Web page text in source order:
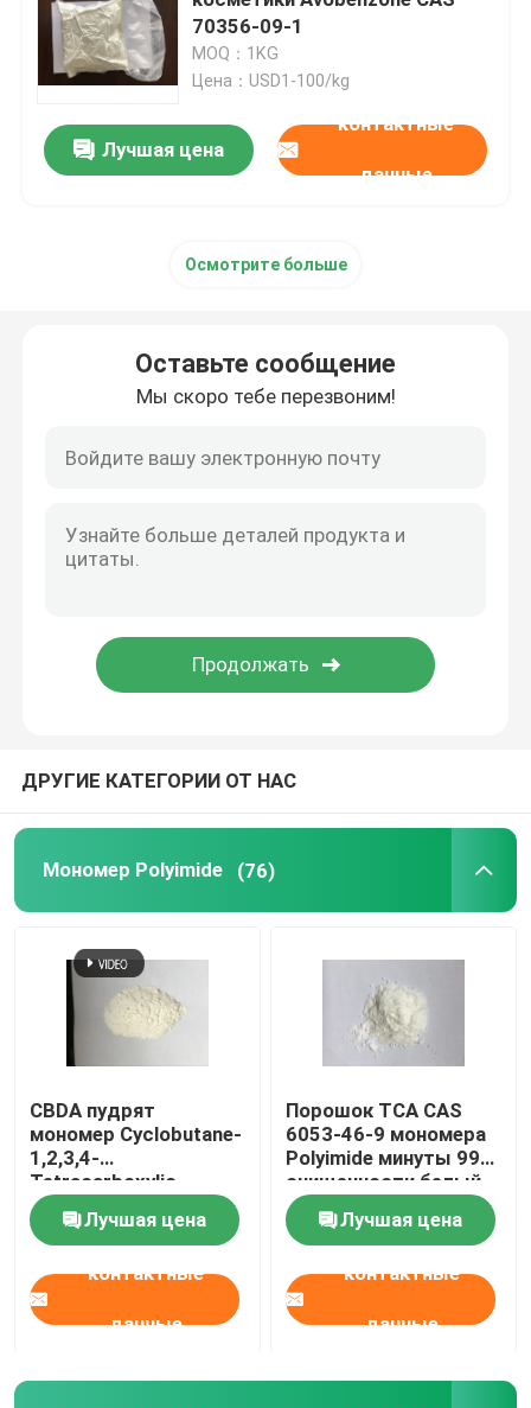
Электронные химикаты
Органические фотовольтайческие материалы
Сырье личной заботы
70356-09-1
MOQ：1KG
Цена：USD1-100/kg
Лучшая цена
контактные
данные
Осмотрите больше
Оставьте сообщение
Мы скоро тебе перезвоним!
ДРУГИЕ КАТЕГОРИИ ОТ НАС
Мономер Polyimide (76)
CBDA пудрят
мономер Cyclobutane-
1,2,3,4-
Tetracarboxylic
Dianhydride Polyimide
CAS 4415-87-6
Лучшая цена
контактные
данные
Порошок TCA CAS
6053-46-9 мономера
Polyimide минуты 99%
очищенности белый
твердый
Лучшая цена
контактные
данные